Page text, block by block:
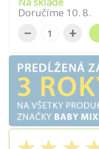
Doručíme 10. 8.
− +